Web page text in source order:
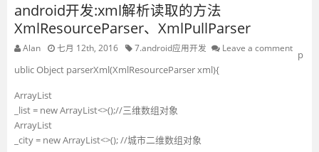
android开发:xml解析读取的方法
XmlResourceParser、XmlPullParser
Alan 七月 12th, 2016 7.android应用开发 Leave a comment
p
ublic Object parserXml(XmlResourceParser xml){
ArrayList
_list = new ArrayList<>();//三维数组对象
ArrayList
_city = new ArrayList<>(); //城市二维数组对象